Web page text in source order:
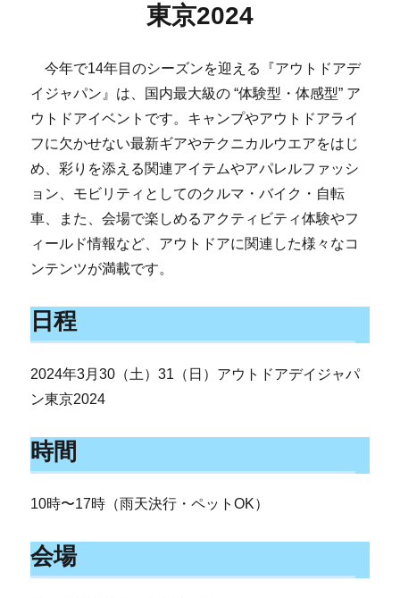
東京2024
今年で14年目のシーズンを迎える『アウトドアデ
イジャパン』は、国内最大級の “体験型・体感型” ア
ウトドアイベントです。キャンプやアウトドアライ
フに欠かせない最新ギアやテクニカルウエアをはじ
め、彩りを添える関連アイテムやアパレルファッシ
ョン、モビリティとしてのクルマ・バイク・自転
車、また、会場で楽しめるアクティビティ体験やフ
ィールド情報など、アウトドアに関連した様々なコ
ンテンツが満載です。
日程
2024年3月30（土）31（日）アウトドアデイジャパ
ン東京2024
時間
10時〜17時（雨天決行・ペットOK）
会場